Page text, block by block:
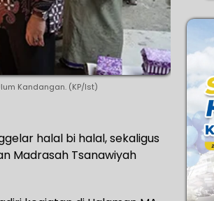
Kandangan. (KP/Ist)
halal bi halal, sekaligus
Madrasah Tsanawiyah